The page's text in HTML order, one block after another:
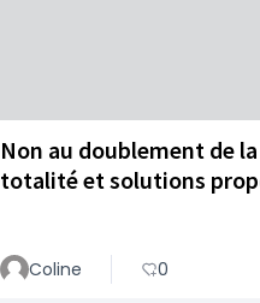
Non au doublement de
totalité et solutions
Coline 0